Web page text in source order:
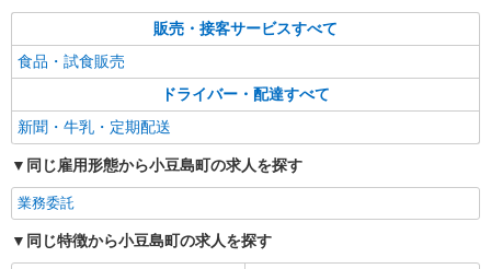
販売・接客サービスすべて
食品・試食販売
ドライバー・配達すべて
新聞・牛乳・定期配送
同じ雇用形態から小豆島町の求人を探す
業務委託
同じ特徴から小豆島町の求人を探す